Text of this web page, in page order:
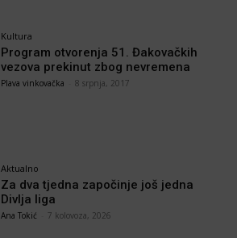
Kultura
Program otvorenja 51. Đakovačkih
vezova prekinut zbog nevremena
Plava vinkovačka 8 srpnja, 2017
Aktualno
Za dva tjedna započinje još jedna
Divlja liga
Ana Tokić 7 kolovoza, 2026